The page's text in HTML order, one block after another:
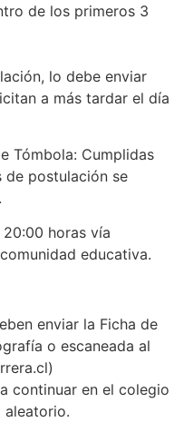
de los primeros 3
lo debe enviar
a más tardar el día
Tómbola: Cumplidas
de postulación se
20:00 horas vía
educativa.
enviar la Ficha de
o escaneada al
continuar en el colegio